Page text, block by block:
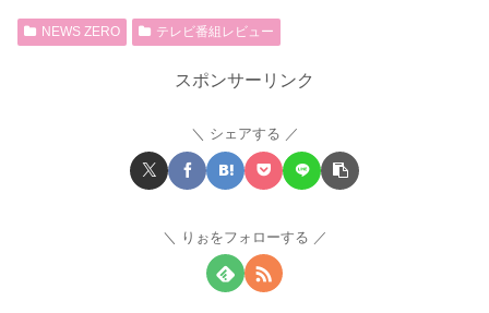
NEWS ZERO テレビ番組レビュー
スポンサーリンク
シェアする
りぉをフォローする